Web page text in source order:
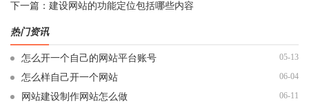
下一篇： 建设网站的功能定位包括哪些内容
热门资讯
怎么开一个自己的网站平台账号 05-13
怎么样自己开一个网站 06-04
网站建设制作网站怎么做 06-11